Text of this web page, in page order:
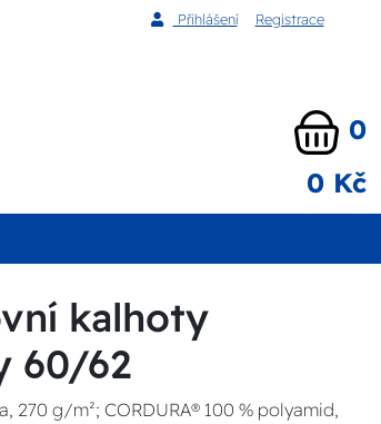
Přihlášení Registrace
0
0 Kč
kalhoty
60/62
270 g/m²; CORDURA® 100 % polyamid,